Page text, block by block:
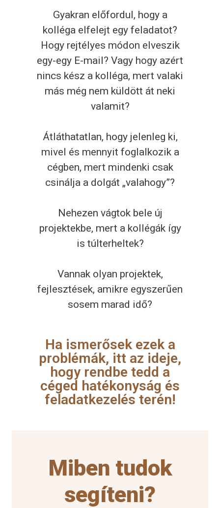
Gyakran előfordul, hogy a
kolléga elfelejt egy feladatot?
Hogy rejtélyes módon elveszik
egy-egy E-mail? Vagy hogy azért
nincs kész a kolléga, mert valaki
más még nem küldött át neki
valamit?
Átláthatatlan, hogy jelenleg ki,
mivel és mennyit foglalkozik a
cégben, mert mindenki csak
csinálja a dolgát „valahogy”?
Nehezen vágtok bele új
projektekbe, mert a kollégák így
is túlterheltek?
Vannak olyan projektek,
fejlesztések, amikre egyszerűen
sosem marad idő?
Ha ismerősek ezek a
problémák, itt az ideje,
hogy rendbe tedd a
céged hatékonyság és
feladatkezelés terén!
Miben tudok
segíteni?